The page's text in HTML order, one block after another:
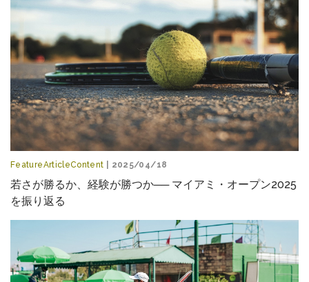
FeatureArticleContent | 2025/04/18
若さが勝るか、経験が勝つか── マイアミ・オープン2025
を振り返る